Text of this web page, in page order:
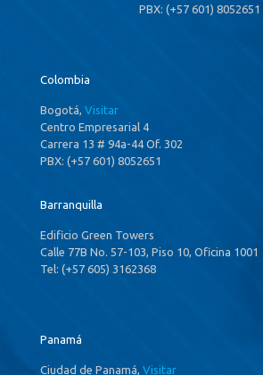
PBX: (+57 601) 8052651
Colombia
Bogotá, Visitar
Centro Empresarial 4
Carrera 13 # 94a-44 Of. 302
PBX: (+57 601) 8052651
Barranquilla
Edificio Green Towers
Calle 77B No. 57-103, Piso 10, Oficina 1001
Tel: (+57 605) 3162368
Panamá
Ciudad de Panamá, Visitar